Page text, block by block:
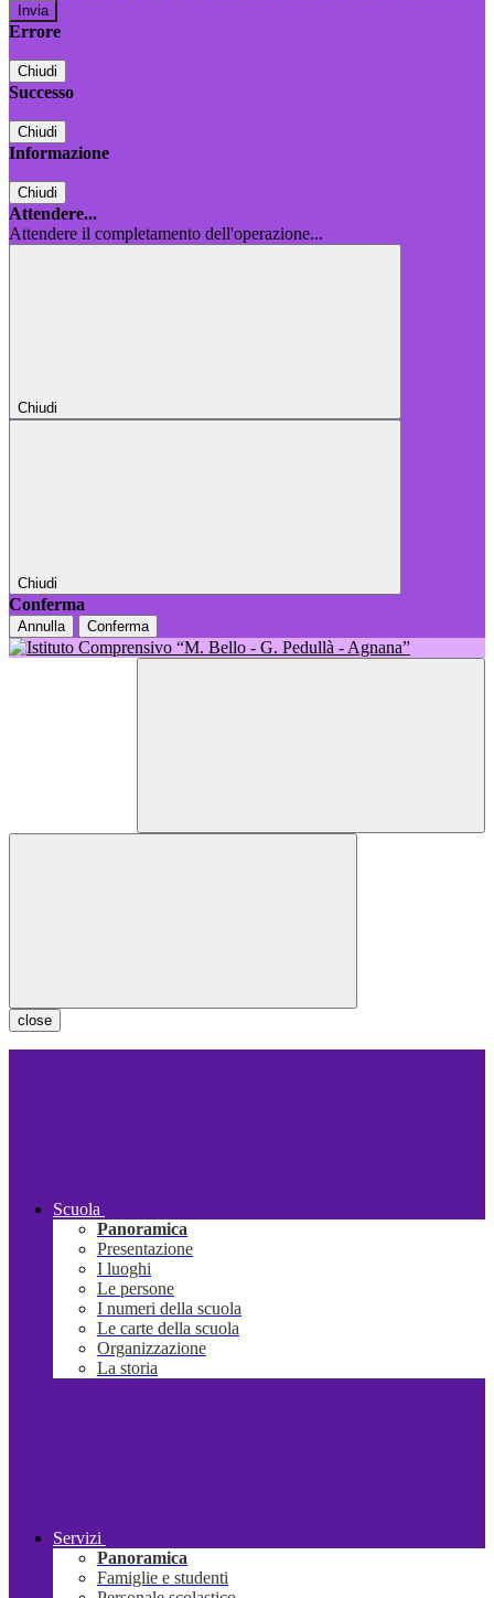
Errore
Chiudi
Successo
Chiudi
Informazione
Chiudi
Attendere...
Attendere il completamento dell'operazione...
Chiudi
Chiudi
Conferma
Annulla Conferma
close
Scuola
Panoramica
Presentazione
I luoghi
Le persone
I numeri della scuola
Le carte della scuola
Organizzazione
La storia
Servizi
Panoramica
Famiglie e studenti